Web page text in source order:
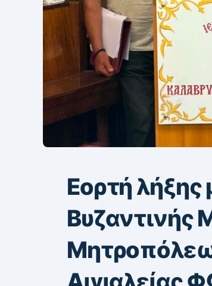
Εορτή
Βυζαντινής